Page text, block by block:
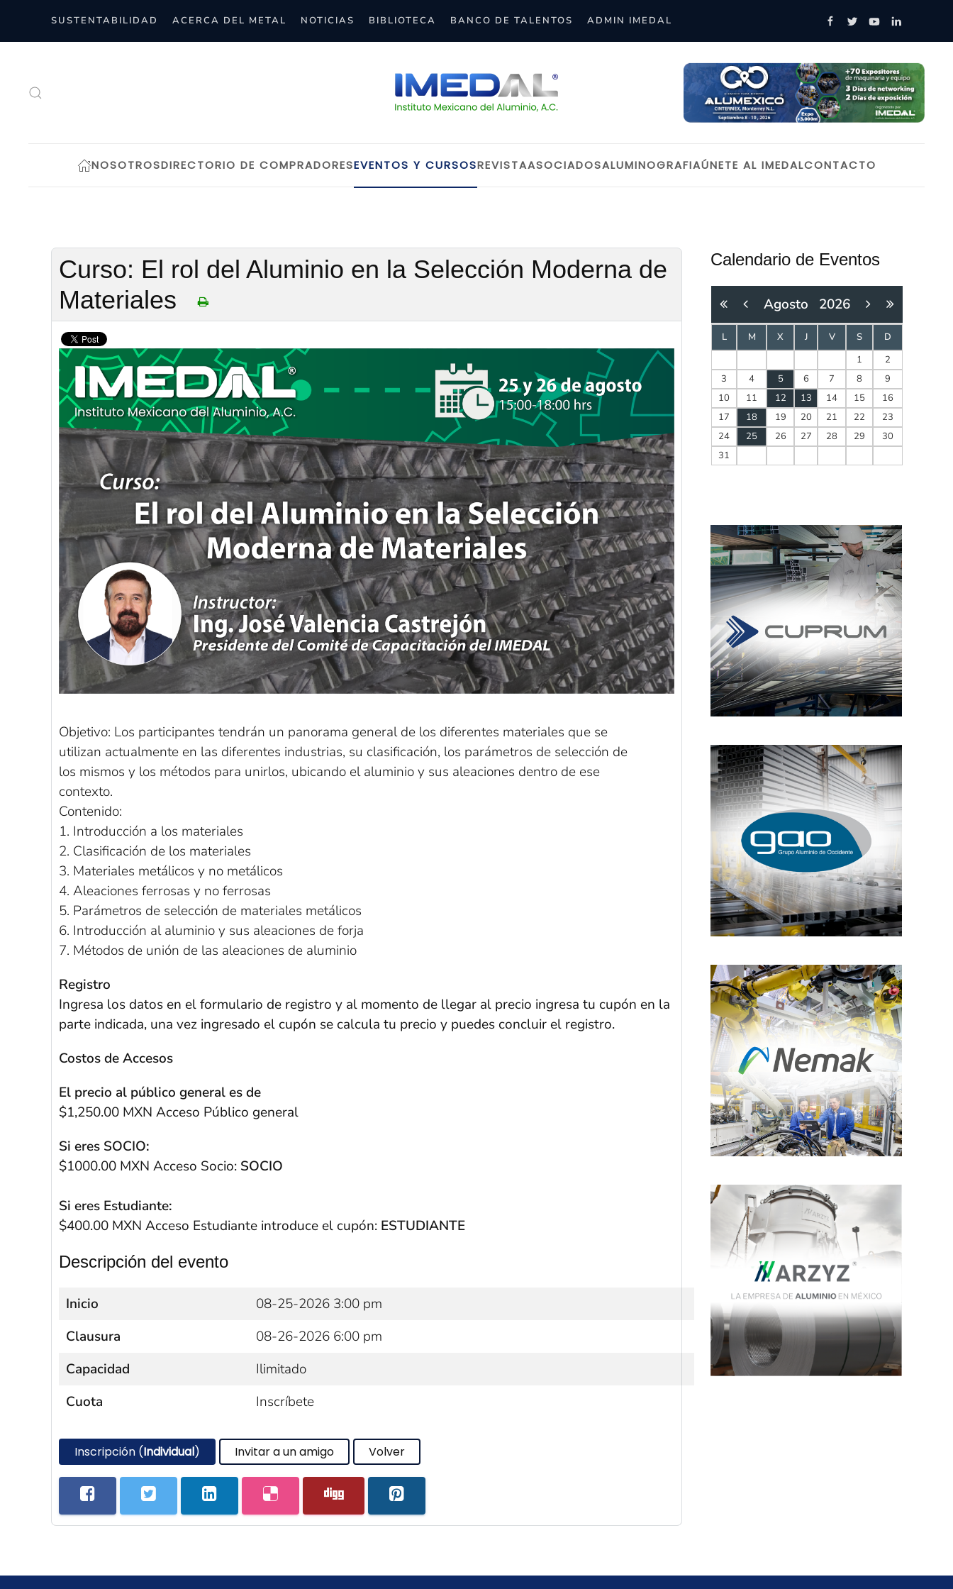
Skip to main content
SUSTENTABILIDAD ACERCA DEL METAL NOTICIAS BIBLIOTECA BANCO DE TALENTOS ADMIN IMEDAL
NOSOTROSDIRECTORIO DE COMPRADORESEVENTOS Y CURSOSREVISTAASOCIADOSALUMINOGRAFIAÚNETE AL IMEDALCONTACTO
Curso: El rol del Aluminio en la Selección Moderna de
Materiales
Objetivo: Los participantes tendrán un panorama general de los diferentes materiales que se
utilizan actualmente en las diferentes industrias, su clasificación, los parámetros de selección de
los mismos y los métodos para unirlos, ubicando el aluminio y sus aleaciones dentro de ese
contexto.
Contenido:
1. Introducción a los materiales
2. Clasificación de los materiales
3. Materiales metálicos y no metálicos
4. Aleaciones ferrosas y no ferrosas
5. Parámetros de selección de materiales metálicos
6. Introducción al aluminio y sus aleaciones de forja
7. Métodos de unión de las aleaciones de aluminio
Registro
Ingresa los datos en el formulario de registro y al momento de llegar al precio ingresa tu cupón en la
parte indicada, una vez ingresado el cupón se calcula tu precio y puedes concluir el registro.
Costos de Accesos
El precio al público general es de
$1,250.00 MXN Acceso Público general
Si eres SOCIO:
$1000.00 MXN Acceso Socio: SOCIO
Si eres Estudiante:
$400.00 MXN Acceso Estudiante introduce el cupón: ESTUDIANTE
Descripción del evento
Inicio
08-25-2026 3:00 pm
Clausura
08-26-2026 6:00 pm
Capacidad
Ilimitado
Cuota
Inscríbete
Inscripción (Individual) Invitar a un amigo Volver
Calendario de Eventos
Agosto 2026
L M X J V S
D
1
2
3
4 5 6 7 8
9
10
11 12 13 14 15
16
17
18 19 20 21 22
23
24
25 26 27 28 29
30
31